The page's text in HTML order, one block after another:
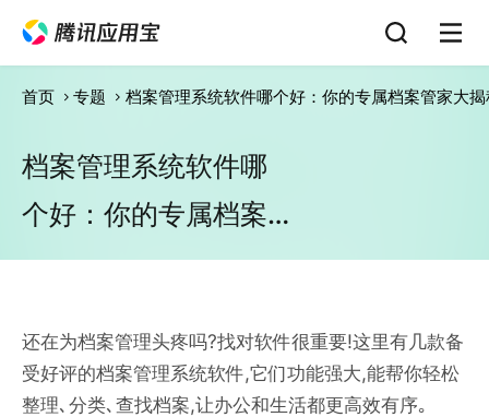
首页 专题 档案管理系统软件哪个好：你的专属档案管家大揭
档案管理系统软件哪
个好：你的专属档案
管家大揭秘
还在为档案管理头疼吗?找对软件很重要!这里有几款备
受好评的档案管理系统软件,它们功能强大,能帮你轻松
整理､分类､查找档案,让办公和生活都更高效有序｡